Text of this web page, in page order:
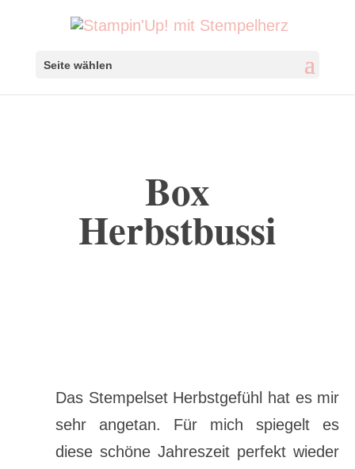
Seite wählen
Box
Herbstbussi
Das Stempelset Herbstgefühl hat es mir
sehr angetan. Für mich spiegelt es
diese schöne Jahreszeit perfekt wieder